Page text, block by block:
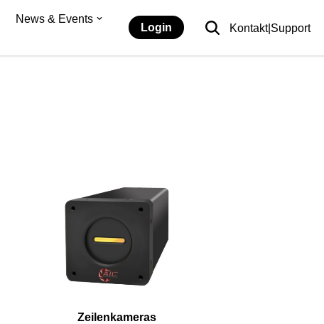
News & Events
Login Kontakt|Support
Zeilenkameras